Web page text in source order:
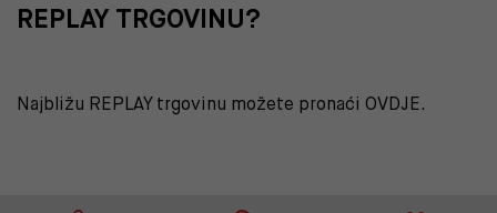
REPLAY TRGOVINU?
Najbližu REPLAY trgovinu možete pronaći OVDJE.